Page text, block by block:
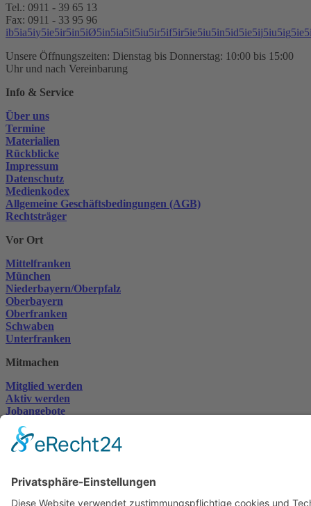
Tel.: 0911 - 39 65 13
Fax: 0911 - 33 95 96
ib5ia5iy5ie5ir5in5iØ5in5ia5it5iu5ir5if5ir5ie5iu5in5id5ie5ij5iu5ig5ie5
Unsere Öffnungszeiten: Dienstag bis Donnerstag: 10:00 bis 15:00
Uhr und nach Vereinbarung
Info & Service
Über uns
Termine
Materialien
Rückblicke
Impressum
Datenschutz
Medienkodex
Allgemeine Geschäftsbedingungen (AGB)
Rechtsträger
Vor Ort
Mittelfranken
München
Niederbayern/Oberpfalz
Oberbayern
Oberfranken
Schwaben
Unterfranken
Mitmachen
Mitglied werden
Aktiv werden
Jobangebote
Spenden